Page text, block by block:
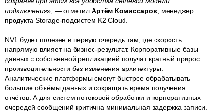
подключения», — отметил Артём Комиссаров , менеджер
продукта Storage-подсистем K2 Cloud.
NV1 будет полезен в первую очередь там, где скорость
напрямую влияет на бизнес-результат. Корпоративные базы
данных с собственной репликацией получат кратный прирост
производительности без изменения архитектуры.
Аналитические платформы смогут быстрее обрабатывать
большие объёмы данных и сокращать время получения
отчётов. А для систем потоковой обработки и корпоративных
очередей сообщений критична минимальная задержка записи.